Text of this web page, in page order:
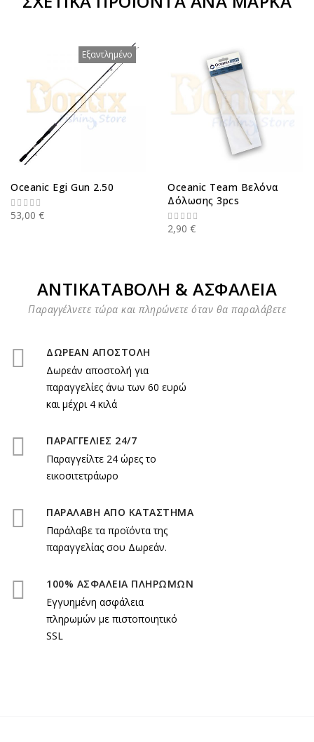
Εξαντλημένο
Oceanic Egi Gun 2.50
53,00 €
Oceanic Team Βελόνα
Δόλωσης 3pcs
2,90 €
ΑΝΤΙΚΑΤΑΒΟΛΗ & ΑΣΦΑΛΕΙΑ
Παραγγέλνετε τώρα και πληρώνετε όταν θα παραλάβετε
ΔΩΡΕΑΝ ΑΠΟΣΤΟΛΗ
Δωρεάν αποστολή για
παραγγελίες άνω των 60 ευρώ
και μέχρι 4 κιλά
ΠΑΡΑΓΓΕΛΙΕΣ 24/7
Παραγγείλτε 24 ώρες το
εικοσιτετράωρο
ΠΑΡΑΛΑΒΗ ΑΠΟ ΚΑΤΑΣΤΗΜΑ
Παράλαβε τα προϊόντα της
παραγγελίας σου Δωρεάν.
100% ΑΣΦΑΛΕΙΑ ΠΛΗΡΩΜΩΝ
Εγγυημένη ασφάλεια
πληρωμών με πιστοποιητικό
SSL